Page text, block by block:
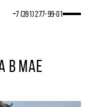
+7 (391) 277‒99‒01
В МАЕ